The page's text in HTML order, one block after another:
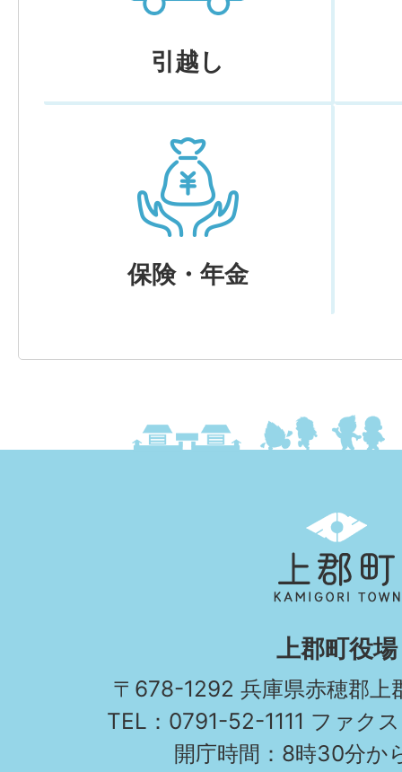
引越し
保険・年金
郡
町
KAMIGORI
TOWN
上郡町役場
〒678-1292 兵庫県赤穂郡上
TEL：0791-52-1111 ファク
開庁時間：8時30分か